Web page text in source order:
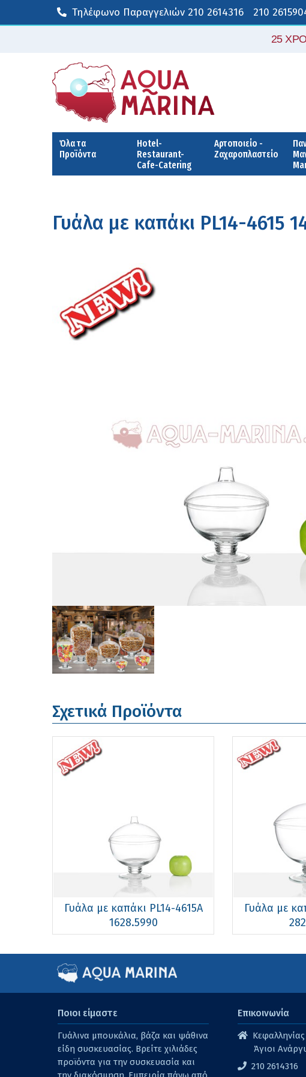
Τηλέφωνο Παραγγελιών 210 2614316 210
25
Όλα τα
Προϊόντα
Hotel-
Restaurant-
Cafe-Catering
Αρτοποιείο -
Ζαχαροπλαστείο
Γυάλα με καπάκι PL14-4615
Σχετικά Προϊόντα
Γυάλα με καπάκι PL14-4615Α
1628.5990
Γυάλα με
Ποιοι είμαστε
Γυάλινα μπουκάλια, βάζα και ψάθινα
είδη συσκευασίας. Βρείτε χιλιάδες
προϊόντα για την συσκευασία και
Επικοινωνία
Κεφαλληνίας
Άγιοι
210 2614316